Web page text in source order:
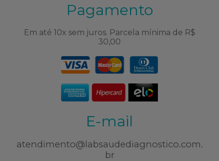
Pagamento
Em até 10x sem juros. Parcela mínima de R$
30,00
E-mail
atendimento@labsaudediagnostico.com.
br